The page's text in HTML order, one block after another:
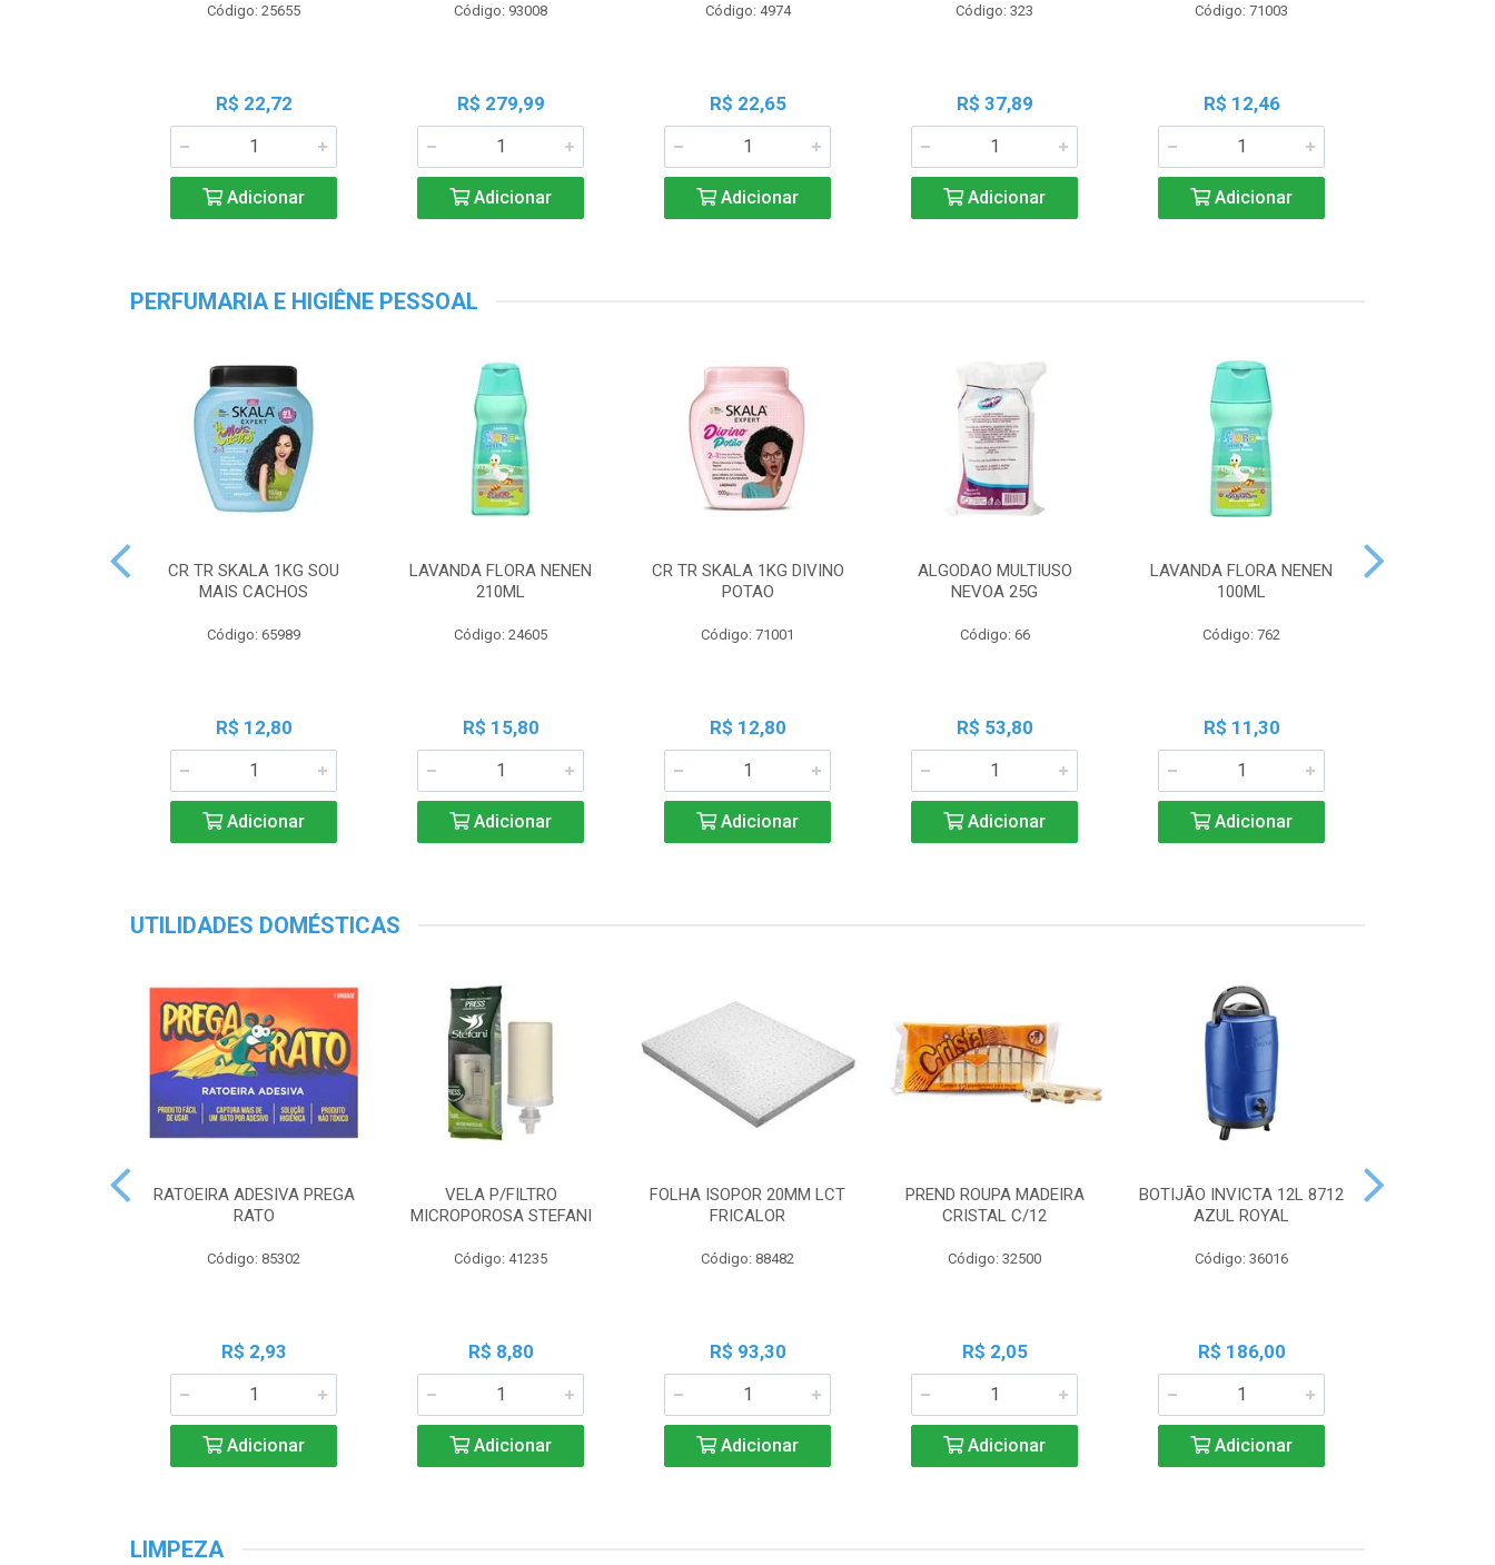
Código: 25655
R$ 22,72
Adicionar
Código: 93008
R$ 279,99
Adicionar
Código: 4974
R$ 22,65
Adicionar
Código: 323
R$ 37,89
Adicionar
Código: 71003
R$ 12,46
Adicionar
PERFUMARIA E HIGIÊNE PESSOAL
CR TR SKALA 1KG SOU
MAIS CACHOS
Código: 65989
R$ 12,80
Adicionar
LAVANDA FLORA NENEN
210ML
Código: 24605
R$ 15,80
Adicionar
CR TR SKALA 1KG DIVINO
POTAO
Código: 71001
R$ 12,80
Adicionar
ALGODAO MULTIUSO
NEVOA 25G
Código: 66
R$ 53,80
Adicionar
LAVANDA FLORA NENEN
100ML
Código: 762
R$ 11,30
Adicionar
UTILIDADES DOMÉSTICAS
RATOEIRA ADESIVA PREGA
RATO
Código: 85302
R$ 2,93
Adicionar
VELA P/FILTRO
MICROPOROSA STEFANI
Código: 41235
R$ 8,80
Adicionar
FOLHA ISOPOR 20MM LCT
FRICALOR
Código: 88482
R$ 93,30
Adicionar
PREND ROUPA MADEIRA
CRISTAL C/12
Código: 32500
R$ 2,05
Adicionar
BOTIJÃO INVICTA 12L 8712
AZUL ROYAL
Código: 36016
R$ 186,00
Adicionar
LIMPEZA